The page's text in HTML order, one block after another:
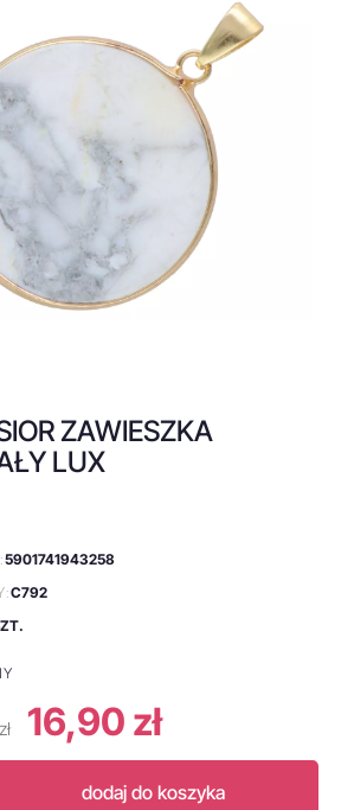
ZAWIESZKA
LUX
5901741943258
C792
16,90 zł
dodaj do koszyka